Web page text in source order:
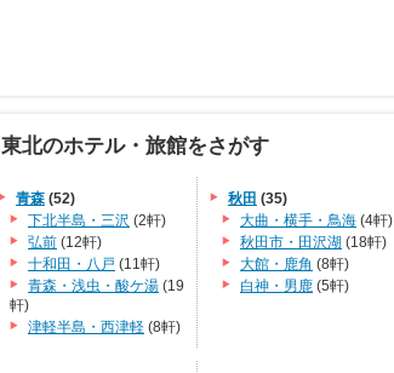
東北のホテル・旅館をさがす
青森 (52)
下北半島・三沢 (2軒)
弘前 (12軒)
十和田・八戸 (11軒)
青森・浅虫・酸ケ湯 (19
軒)
津軽半島・西津軽 (8軒)
秋田 (35)
大曲・横手・鳥海 (4軒)
秋田市・田沢湖 (18軒)
大館・鹿角 (8軒)
白神・男鹿 (5軒)